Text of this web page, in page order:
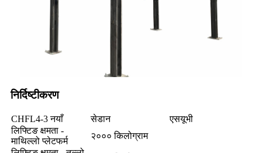
निर्दिष्टीकरण
CHFL4-3 नयाँ सेडान
एसयूभी
लिफ्टिङ क्षमता -
माथिल्लो प्लेटफर्म
२००० किलोग्राम